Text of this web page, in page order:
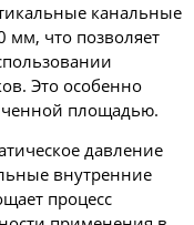
канальные
мм, что позволяет
Это особенно
площадью.
давление
внутренние
процесс